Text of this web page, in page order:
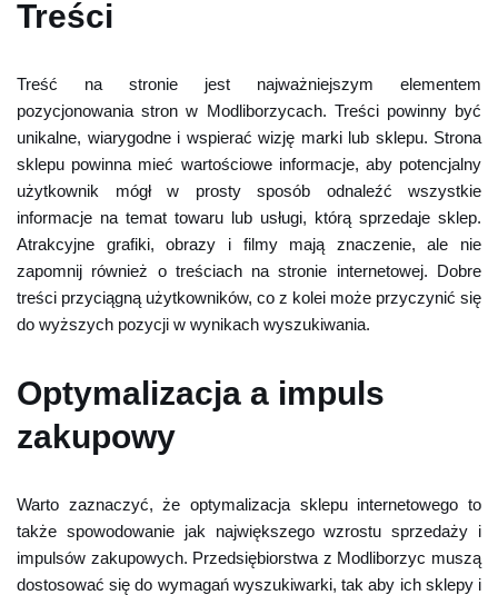
Treści
Treść na stronie jest najważniejszym elementem
pozycjonowania stron w Modliborzycach. Treści powinny być
unikalne, wiarygodne i wspierać wizję marki lub sklepu. Strona
sklepu powinna mieć wartościowe informacje, aby potencjalny
użytkownik mógł w prosty sposób odnaleźć wszystkie
informacje na temat towaru lub usługi, którą sprzedaje sklep.
Atrakcyjne grafiki, obrazy i filmy mają znaczenie, ale nie
zapomnij również o treściach na stronie internetowej. Dobre
treści przyciągną użytkowników, co z kolei może przyczynić się
do wyższych pozycji w wynikach wyszukiwania.
Optymalizacja a impuls
zakupowy
Warto zaznaczyć, że optymalizacja sklepu internetowego to
także spowodowanie jak największego wzrostu sprzedaży i
impulsów zakupowych. Przedsiębiorstwa z Modliborzyc muszą
dostosować się do wymagań wyszukiwarki, tak aby ich sklepy i